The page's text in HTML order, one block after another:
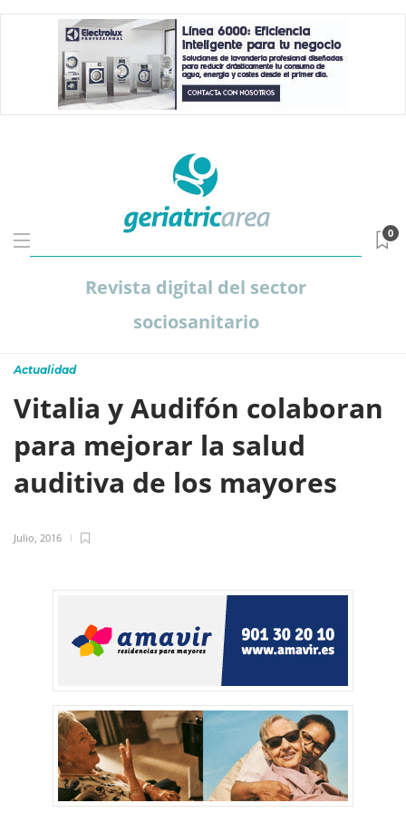
Revista digital del sector
sociosanitario
0
Actualidad
Vitalia y Audifón colaboran
para mejorar la salud
auditiva de los mayores
Julio, 2016